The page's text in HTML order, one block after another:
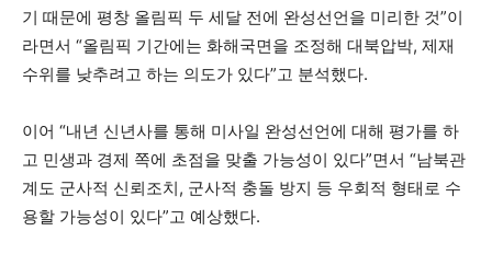
기 때문에 평창 올림픽 두 세달 전에 완성선언을 미리한 것”이
라면서 “올림픽 기간에는 화해국면을 조정해 대북압박, 제재
수위를 낮추려고 하는 의도가 있다”고 분석했다.
이어 “내년 신년사를 통해 미사일 완성선언에 대해 평가를 하
고 민생과 경제 쪽에 초점을 맞출 가능성이 있다”면서 “남북관
계도 군사적 신뢰조치, 군사적 충돌 방지 등 우회적 형태로 수
용할 가능성이 있다”고 예상했다.